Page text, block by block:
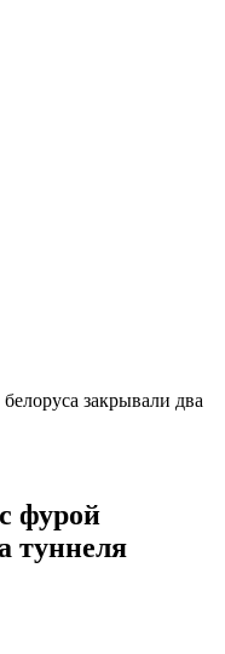
закрывали два
фурой
туннеля